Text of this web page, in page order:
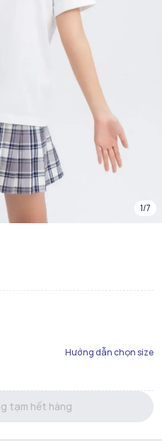
1/7
Hướng dẫn chọn size
tạm hết hàng